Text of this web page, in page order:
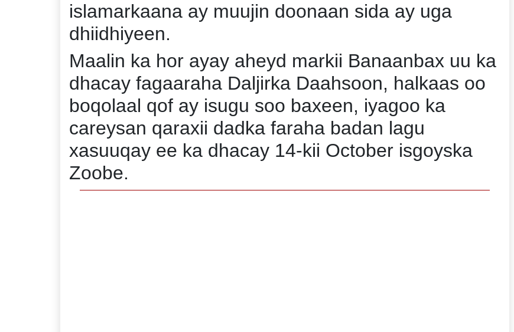
islamarkaana ay muujin doonaan sida ay uga
dhiidhiyeen.
Maalin ka hor ayay aheyd markii Banaanbax uu ka
dhacay fagaaraha Daljirka Daahsoon, halkaas oo
boqolaal qof ay isugu soo baxeen, iyagoo ka
careysan qaraxii dadka faraha badan lagu
xasuuqay ee ka dhacay 14-kii October isgoyska
Zoobe.